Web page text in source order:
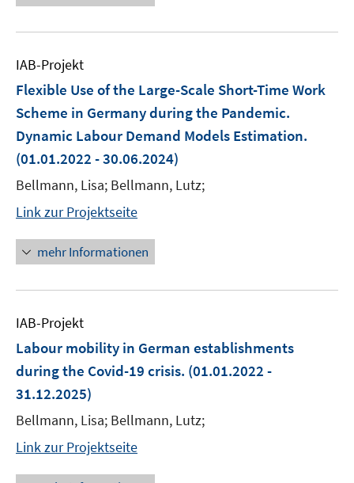
IAB-Projekt
Flexible Use of the Large-Scale Short-Time Work
Scheme in Germany during the Pandemic.
Dynamic Labour Demand Models Estimation.
(01.01.2022 - 30.06.2024)
Bellmann, Lisa; Bellmann, Lutz;
Link zur Projektseite
mehr Informationen
IAB-Projekt
Labour mobility in German establishments
during the Covid-19 crisis. (01.01.2022 -
31.12.2025)
Bellmann, Lisa; Bellmann, Lutz;
Link zur Projektseite